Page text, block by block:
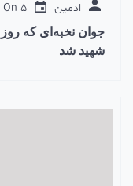
ادمین
On 5 سال Ago
جوان نخبه‌ای که
شهید شد